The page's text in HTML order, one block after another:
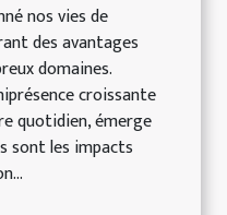
nos vies de
des avantages
domaines.
croissante
quotidien, émerge
sont les impacts